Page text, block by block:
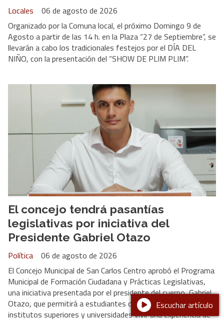
Locales
06 de agosto de 2026
Organizado por la Comuna local, el próximo Domingo 9 de
Agosto a partir de las 14 h. en la Plaza “27 de Septiembre”, se
llevarán a cabo los tradicionales festejos por el DÍA DEL
NIÑO, con la presentación del “SHOW DE PLIM PLIM”.
El concejo tendrá pasantías
legislativas por iniciativa del
Presidente Gabriel Otazo
Política
06 de agosto de 2026
El Concejo Municipal de San Carlos Centro aprobó el Programa
Municipal de Formación Ciudadana y Prácticas Legislativas,
una iniciativa presentada por el presidente del cuerpo, Gabriel
Otazo, que permitirá a estudiantes de escuelas secundarias,
institutos superiores y universidades vivir una experiencia de
Escuchar artículo